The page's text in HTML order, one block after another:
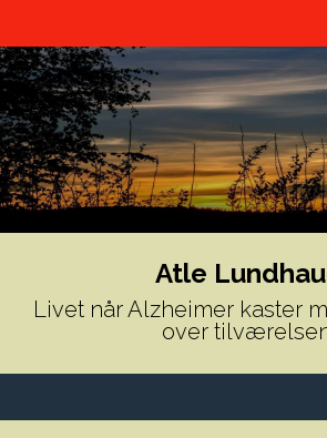
Atle
Livet når Alzheimer kaster
over